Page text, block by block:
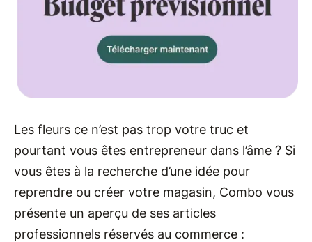
Les fleurs ce n’est pas trop votre truc et
pourtant vous êtes entrepreneur dans l’âme ? Si
vous êtes à la recherche d’une idée pour
reprendre ou créer votre magasin, Combo vous
présente un aperçu de ses articles
professionnels réservés au commerce :